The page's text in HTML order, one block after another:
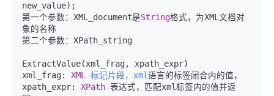
new_value);
第一个参数：XML_document是String格式，为XML文档对
象的名称
第二个参数：XPath_string
ExtractValue(xml_frag, xpath_expr)
xml_frag: XML 标记片段，xml语言的标签闭合内的值，
xpath_expr: XPath 表达式，匹配xml标签内的值并返